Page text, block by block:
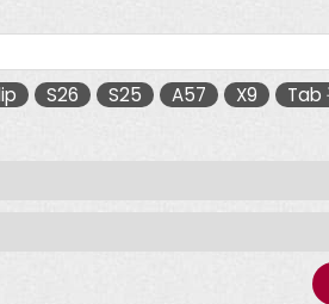
S26 S25 A57 X9 Tab